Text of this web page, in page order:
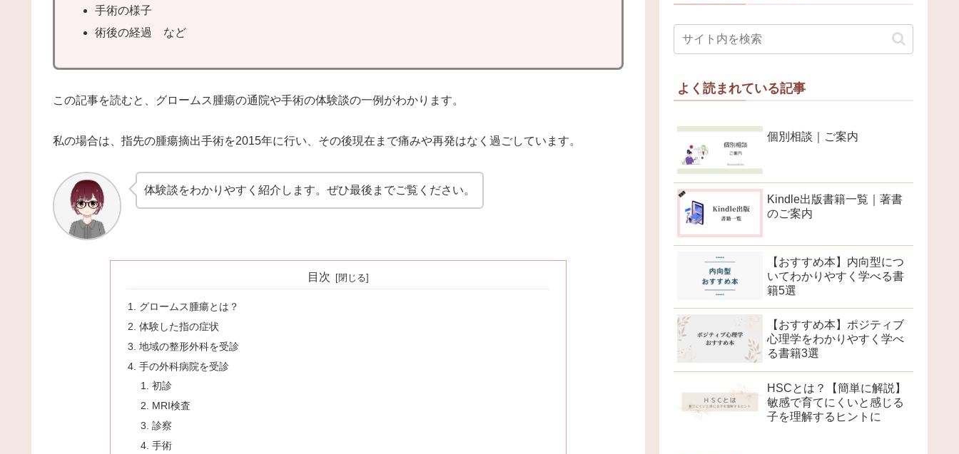
手術の様子
術後の経過 など
この記事を読むと、グロームス腫瘍の通院や手術の体験談の一例がわかります。
私の場合は、指先の腫瘍摘出手術を2015年に行い、その後現在まで痛みや再発はなく過ごしています。
体験談をわかりやすく紹介します。ぜひ最後までご覧ください。
目次
グロームス腫瘍とは？
体験した指の症状
地域の整形外科を受診
手の外科病院を受診
初診
MRI検査
診察
手術
よく読まれている記事
個別相談｜ご案内
Kindle出版書籍一覧｜著書
のご案内
【おすすめ本】内向型につ
いてわかりやすく学べる書
籍5選
【おすすめ本】ポジティブ
心理学をわかりやすく学べ
る書籍3選
HSCとは？【簡単に解説】
敏感で育てにくいと感じる
子を理解するヒントに